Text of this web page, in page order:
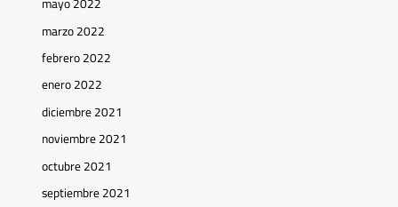
marzo 2022
febrero 2022
enero 2022
diciembre 2021
noviembre 2021
octubre 2021
septiembre 2021